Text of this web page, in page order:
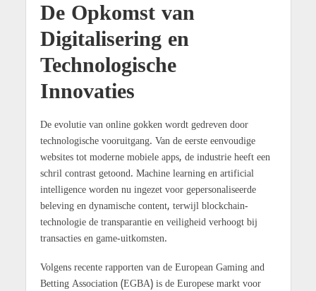
De Opkomst van
Digitalisering en
Technologische
Innovaties
De evolutie van online gokken wordt gedreven door
technologische vooruitgang. Van de eerste eenvoudige
websites tot moderne mobiele apps, de industrie heeft een
schril contrast getoond. Machine learning en artificial
intelligence worden nu ingezet voor gepersonaliseerde
beleving en dynamische content, terwijl blockchain-
technologie de transparantie en veiligheid verhoogt bij
transacties en game-uitkomsten.
Volgens recente rapporten van de European Gaming and
Betting Association (EGBA) is de Europese markt voor